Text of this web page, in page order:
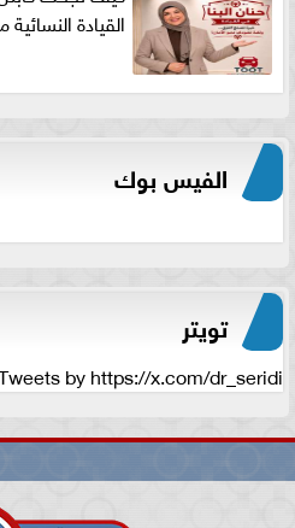
القيادة
الفيس بوك
تويتر
by https://x.com/dr_seridi